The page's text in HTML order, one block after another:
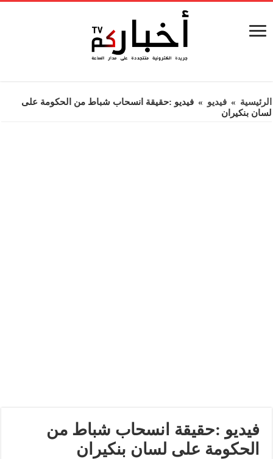
الرئيسية » فيديو » فيديو :حقيقة انسحاب شباط من الحكومة على
لسان بنكيران
فيديو :حقيقة انسحاب شباط من
الحكومة على لسان بنكيران